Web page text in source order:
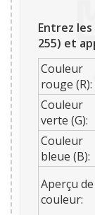
Entrez
255) et
Couleur
rouge (R):
Couleur
verte (G):
Couleur
bleue (B):
Aperçu
couleur: